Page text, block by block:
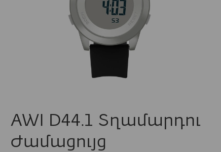
AWI D44.1 Տղամարդու
Ժամացույց